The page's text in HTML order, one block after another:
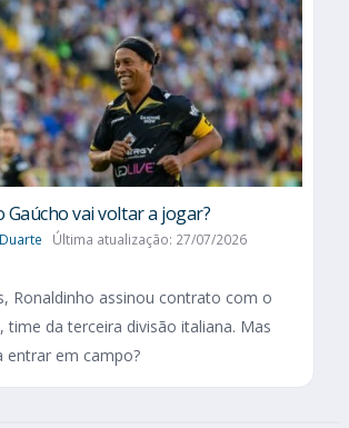
Gaúcho vai voltar a jogar?
Última atualização: 27/07/2026
Ronaldinho assinou contrato com o
time da terceira divisão italiana. Mas
entrar em campo?